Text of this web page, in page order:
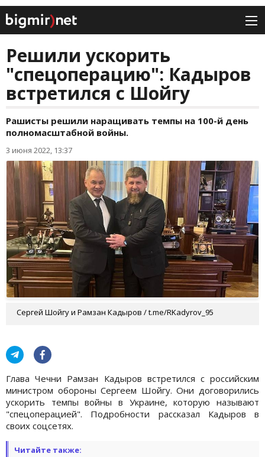
Решили ускорить
"спецоперацию": Кадыров
встретился с Шойгу
Рашисты решили наращивать темпы на 100-й день
полномасштабной войны.
3 июня 2022, 13:37
Сергей Шойгу и Рамзан Кадыров / t.me/RKadyrov_95
Глава Чечни Рамзан Кадыров встретился с российским
министром обороны Сергеем Шойгу. Они договорились
ускорить темпы войны в Украине, которую называют
"спецоперацией". Подробности рассказал Кадыров в
своих соцсетях.
Читайте также: